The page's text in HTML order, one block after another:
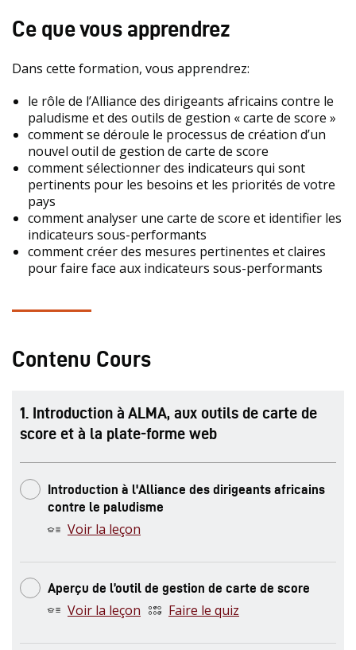
Ce que vous apprendrez
Dans cette formation, vous apprendrez:
le rôle de l’Alliance des dirigeants africains contre le
paludisme et des outils de gestion « carte de score »
comment se déroule le processus de création d’un
nouvel outil de gestion de carte de score
comment sélectionner des indicateurs qui sont
pertinents pour les besoins et les priorités de votre
pays
comment analyser une carte de score et identifier les
indicateurs sous-performants
comment créer des mesures pertinentes et claires
pour faire face aux indicateurs sous-performants
Contenu Cours
. Introduction à ALMA, aux outils de carte de
score et à la plate-forme web
Introduction à l'Alliance des dirigeants africains
contre le paludisme
Voir la leçon
Aperçu de l’outil de gestion de carte de score
Voir la leçon Faire le quiz